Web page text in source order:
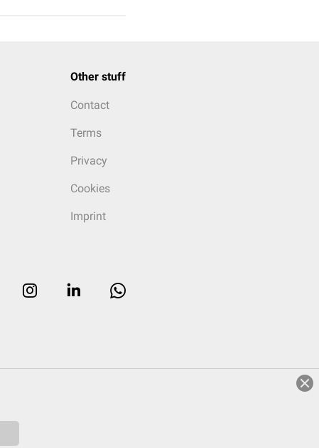
Other stuff
Contact
Terms
Privacy
Cookies
Imprint